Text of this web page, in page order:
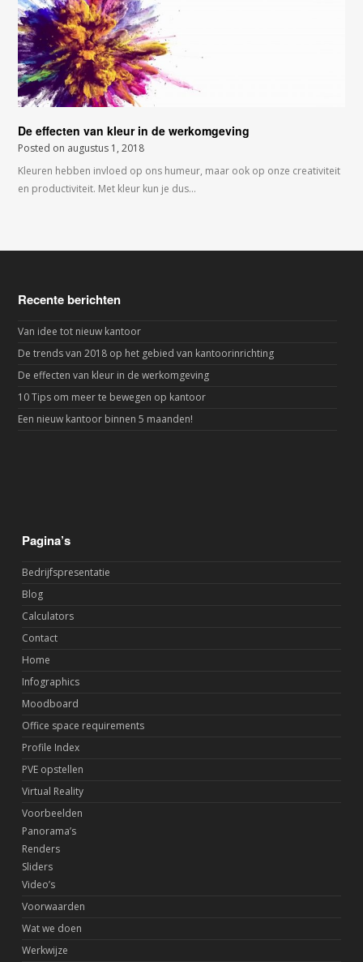
De effecten van kleur in de werkomgeving
Posted on augustus 1, 2018
Kleuren hebben invloed op ons humeur, maar ook op onze creativiteit
en productiviteit. Met kleur kun je dus…
Recente berichten
Van idee tot nieuw kantoor
De trends van 2018 op het gebied van kantoorinrichting
De effecten van kleur in de werkomgeving
10 Tips om meer te bewegen op kantoor
Een nieuw kantoor binnen 5 maanden!
Pagina’s
Bedrijfspresentatie
Blog
Calculators
Contact
Home
Infographics
Moodboard
Office space requirements
Profile Index
PVE opstellen
Virtual Reality
Voorbeelden
Panorama’s
Renders
Sliders
Video’s
Voorwaarden
Wat we doen
Werkwijze